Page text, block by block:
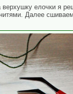
елочки я
Далее